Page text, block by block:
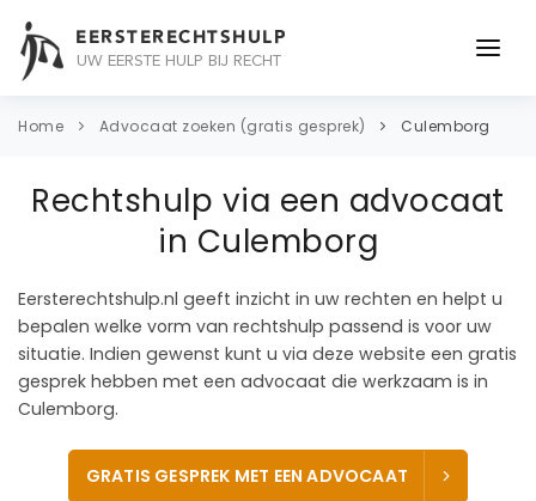
EERSTERECHTSHULP
UW EERSTE HULP BIJ RECHT
ONDERWERPEN
CONTACT
Home Advocaat zoeken (gratis gesprek) Culemborg
Rechtshulp via een advocaat
in Culemborg
Eersterechtshulp.nl geeft inzicht in uw rechten en helpt u
bepalen welke vorm van rechtshulp passend is voor uw
situatie. Indien gewenst kunt u via deze website een gratis
gesprek hebben met een advocaat die werkzaam is in
Culemborg.
GRATIS GESPREK MET EEN ADVOCAAT